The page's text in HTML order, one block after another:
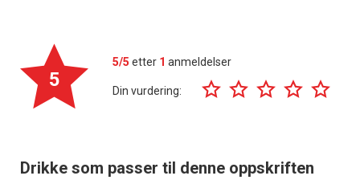
5
5/5 etter 1 anmeldelser
Din vurdering:
Drikke som passer til denne oppskriften